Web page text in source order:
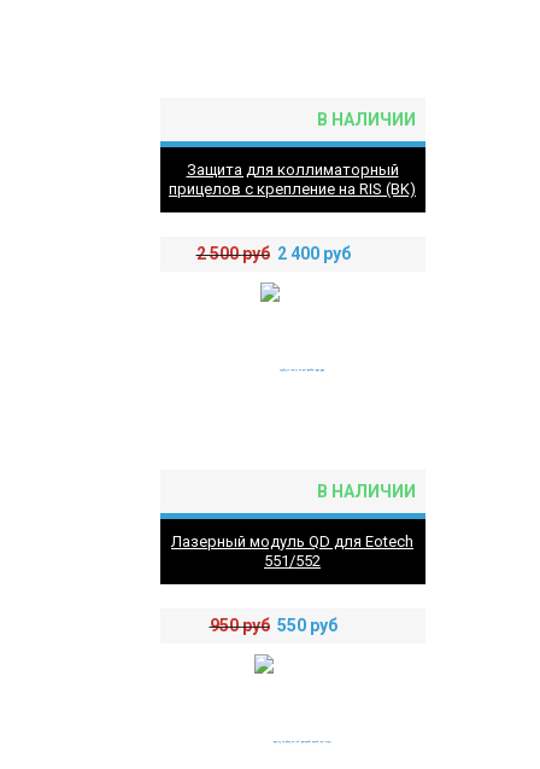
В НАЛИЧИИ
Защита для коллиматорный
прицелов с крепление на RIS (BK)
2 500руб 2 400 руб
В НАЛИЧИИ
Лазерный модуль QD для Eotech
551/552
950руб 550 руб